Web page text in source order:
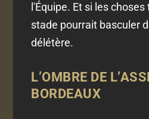
l'Équipe. Et si les
stade pourrait basculer
délétère.
L’OMBRE DE
BORDEAUX